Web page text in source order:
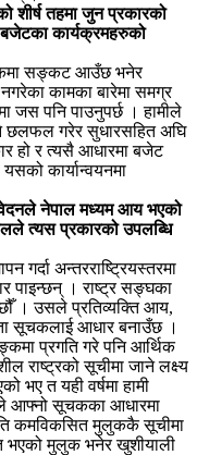
शीर्ष तहमा जुन प्रकारको
कार्यक्रमहरुको
सङ्कट आउँछ भनेर
नगरेका कामका बारेमा समग्र
जस पनि पाउनुपर्छ । हामीले
छलफल गरेर सुधारसहित अघि
हो र त्यसै आधारमा बजेट
कार्यान्वयनमा
नेपाल मध्यम आय भएको
त्यस प्रकारको उपलब्धि
गर्दा अन्तरराष्ट्रियस्तरमा
पाइन्छन् । राष्ट्र सङ्घका
। उसले प्रतिव्यक्ति आय,
सूचकलाई आधार बनाउँछ ।
प्रगति गरे पनि आर्थिक
राष्ट्रको सूचीमा जाने लक्ष्य
भए त यही वर्षमा हामी
आफ्नो सूचकका आधारमा
कमविकसित मुलुककै सूचीमा
भएको मुलुक भनेर खुशीयाली